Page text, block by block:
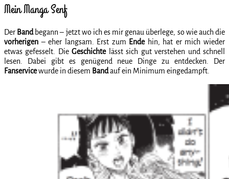
Mein Manga Senf
Der Bandbegann – jetzt wo ich es mir genau überlege, so wie auch die
vorherigen – eher langsam. Erst zum Endehin, hat er mich wieder
etwas gefesselt. DieGeschichtelässt sich gut verstehen und schnell
lesen. Dabei gibt es genügend neue Dinge zu entdecken. Der
Fanservicewurde in diesem Bandauf ein Minimum eingedampft.